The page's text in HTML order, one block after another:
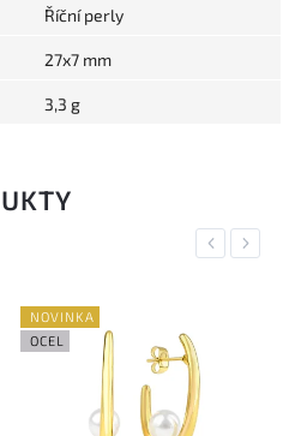
Říční perly
27x7 mm
3,3 g
Previous
NOVINKA
OCEL
Next